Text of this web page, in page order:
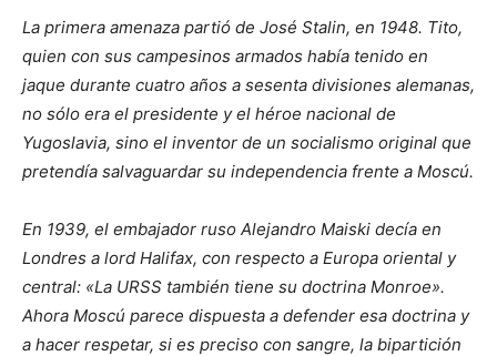
La primera amenaza partió de José Stalin, en 1948. Tito,
quien con sus campesinos armados había tenido en
jaque durante cuatro años a sesenta divisiones alemanas,
no sólo era el presidente y el héroe nacional de
Yugoslavia, sino el inventor de un socialismo original que
pretendía salvaguardar su independencia frente a Moscú.
En 1939, el embajador ruso Alejandro Maiski decía en
Londres a lord Halifax, con respecto a Europa oriental y
central: «La URSS también tiene su doctrina Monroe».
Ahora Moscú parece dispuesta a defender esa doctrina y
a hacer respetar, si es preciso con sangre, la bipartición